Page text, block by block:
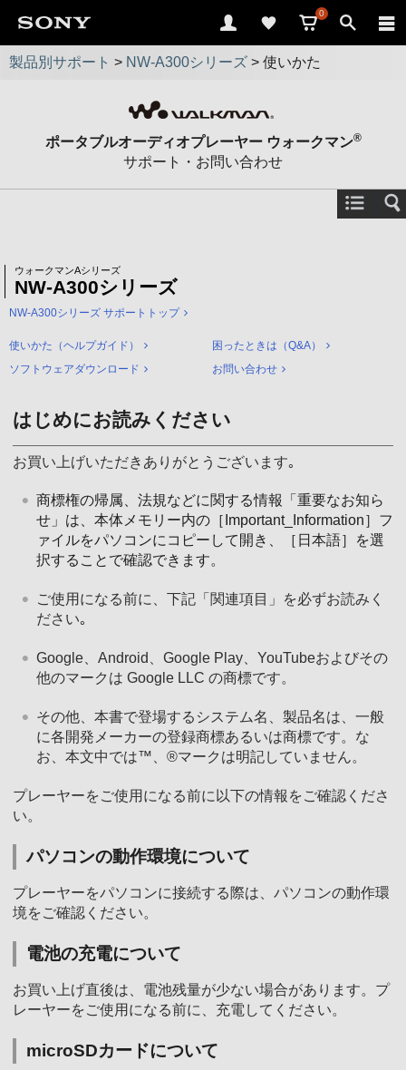
0
製品別サポート > NW-A300シリーズ > 使いかた
ポータブルオーディオプレーヤー ウォークマン®
サポート・お問い合わせ
ウォークマンAシリーズ
NW-A300シリーズ
NW-A300シリーズ サポートトップ
使いかた（ヘルプガイド）
困ったときは（Q&A）
ソフトウェアダウンロード
お問い合わせ
はじめにお読みください
お買い上げいただきありがとうございます｡
商標権の帰属、法規などに関する情報「重要なお知ら
せ」は、本体メモリー内の［Important_Information］フ
ァイルをパソコンにコピーして開き、［日本語］を選
択することで確認できます。
ご使用になる前に、下記「関連項目」を必ずお読みく
ださい｡
Google、Android、Google Play、YouTubeおよびその
他のマークは Google LLC の商標です。
その他、本書で登場するシステム名、製品名は、一般
に各開発メーカーの登録商標あるいは商標です。な
お、本文中では™、®マークは明記していません。
プレーヤーをご使用になる前に以下の情報をご確認くださ
い。
パソコンの動作環境について
プレーヤーをパソコンに接続する際は、パソコンの動作環
境をご確認ください。
電池の充電について
お買い上げ直後は、電池残量が少ない場合があります。プ
レーヤーをご使用になる前に、充電してください。
microSDカードについて